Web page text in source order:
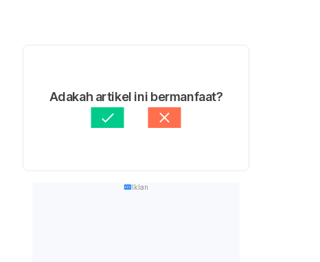
Adakah artikel ini bermanfaat?
Iklan